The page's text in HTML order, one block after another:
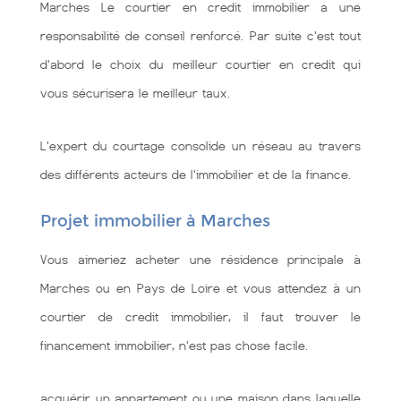
Marches Le courtier en credit immobilier a une
responsabilité de conseil renforcé. Par suite c'est tout
d'abord le choix du meilleur courtier en credit qui
vous sécurisera le meilleur taux.
L'expert du courtage consolide un réseau au travers
des différents acteurs de l'immobilier et de la finance.
Projet immobilier à Marches
Vous aimeriez acheter une résidence principale à
Marches ou en Pays de Loire et vous attendez à un
courtier de credit immobilier, il faut trouver le
financement immobilier, n'est pas chose facile.